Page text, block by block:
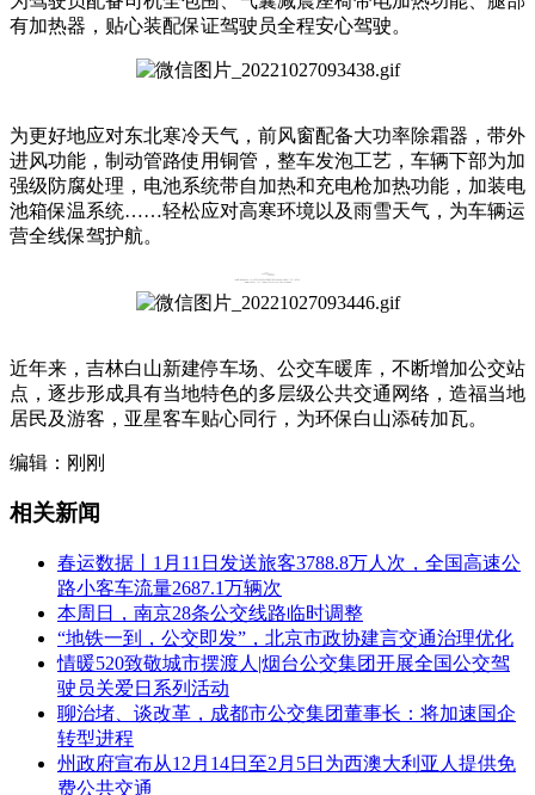
有加热器，贴心装配保证驾驶员全程安心驾驶。
为更好地应对东北寒冷天气，前风窗配备大功率除霜器，带外
进风功能，制动管路使用铜管，整车发泡工艺，车辆下部为加
强级防腐处理，电池系统带自加热和充电枪加热功能，加装电
池箱保温系统……轻松应对高寒环境以及雨雪天气，为车辆运
营全线保驾护航。
近年来，吉林白山新建停车场、公交车暖库，不断增加公交站
点，逐步形成具有当地特色的多层级公共交通网络，造福当地
居民及游客，亚星客车贴心同行，为环保白山添砖加瓦。
编辑：刚刚
相关新闻
春运数据丨1月11日发送旅客3788.8万人次，全国高速公
路小客车流量2687.1万辆次
本周日，南京28条公交线路临时调整
“地铁一到，公交即发”，北京市政协建言交通治理优化
情暖520致敬城市摆渡人|烟台公交集团开展全国公交驾
驶员关爱日系列活动
聊治堵、谈改革，成都市公交集团董事长：将加速国企
转型进程
州政府宣布从12月14日至2月5日为西澳大利亚人提供免
费公共交通